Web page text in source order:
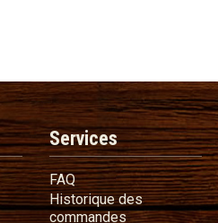
commandes
panier d'achat
Services
FAQFAQ
Historique des
commandesHistorique